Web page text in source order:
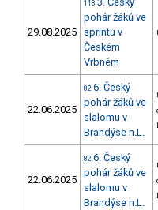
29.08.2025
113
pohár žáků ve
sprintu v
Českém
Vrbném
22.06.2025
82 6. Český
pohár žáků ve
slalomu v
Brandýse n.L.
22.06.2025
82 6. Český
pohár žáků ve
slalomu v
Brandýse n.L.